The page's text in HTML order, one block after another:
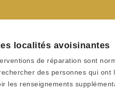
localités avoisinantes
de réparation sont
des personnes qui ont
les renseignements